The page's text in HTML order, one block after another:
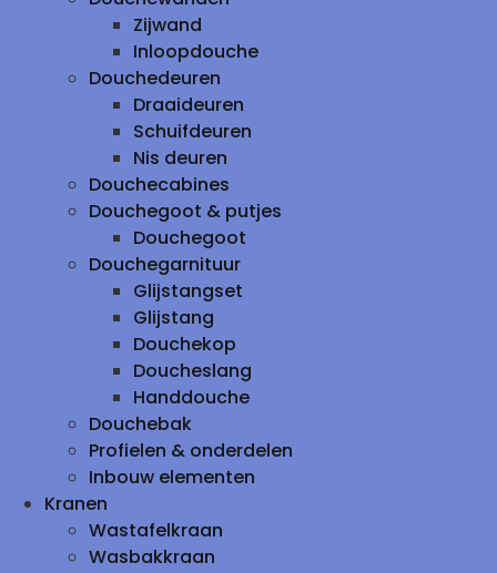
Zijwand
Inloopdouche
Douchedeuren
Draaideuren
Schuifdeuren
Nis deuren
Douchecabines
Douchegoot & putjes
Douchegoot
Douchegarnituur
Glijstangset
Glijstang
Douchekop
Doucheslang
Handdouche
Douchebak
Profielen & onderdelen
Inbouw elementen
Kranen
Wastafelkraan
Wasbakkraan